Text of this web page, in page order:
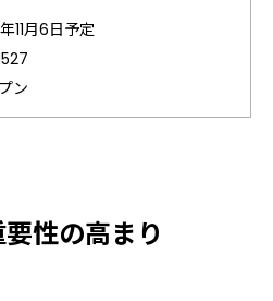
11月6日予定
ン
性の高まり